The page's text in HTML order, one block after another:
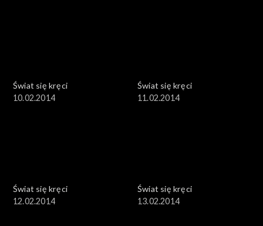
Świat się kręci
10.02.2014
Świat się kręci
11.02.2014
Świat się kręci
12.02.2014
Świat się kręci
13.02.2014